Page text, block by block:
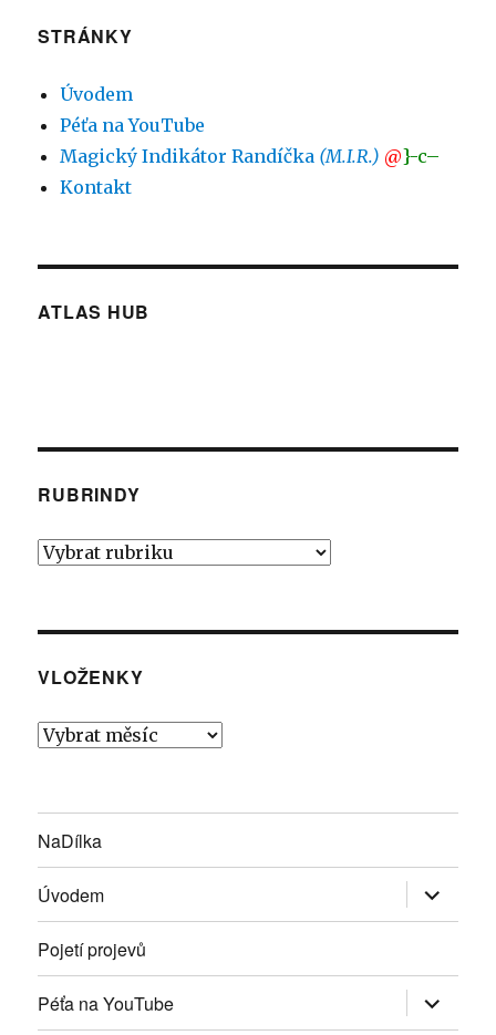
STRÁNKY
Úvodem
Péťa na YouTube
Magický Indikátor Randíčka (M.I.R.) @}-c–
Kontakt
ATLAS HUB
RUBRINDY
Rubrindy
VLOŽENKY
Vloženky
NaDílka
Úvodem Zobrazit
položky
Pojetí projevů
Péťa na YouTube Zobrazit